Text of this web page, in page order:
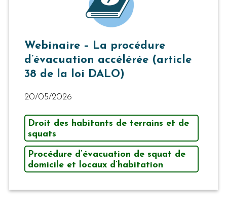
Webinaire – La procédure
d’évacuation accélérée (article
38 de la loi DALO)
20/05/2026
Droit des habitants de terrains et de
squats
Procédure d’évacuation de squat de
domicile et locaux d’habitation